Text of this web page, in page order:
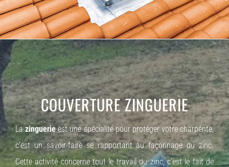
COUVERTUREZINGUERIE
Lazinguerieest une spécialité pour protéger votre charpente,
c’est un savoir-faire se rapportant au façonnage du zinc.
Cette activité concerne tout le travail du zinc, c’est le fait de